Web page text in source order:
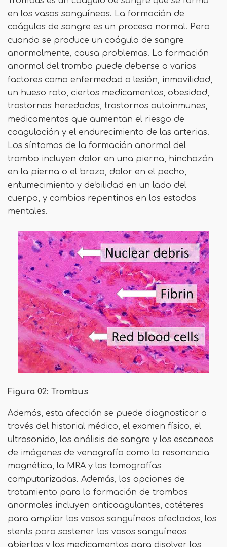
en los vasos sanguíneos. La formación de
coágulos de sangre es un proceso normal. Pero
cuando se produce un coágulo de sangre
anormalmente, causa problemas. La formación
anormal del trombo puede deberse a varios
factores como enfermedad o lesión, inmovilidad,
un hueso roto, ciertos medicamentos, obesidad,
trastornos heredados, trastornos autoinmunes,
medicamentos que aumentan el riesgo de
coagulación y el endurecimiento de las arterias.
Los síntomas de la formación anormal del
trombo incluyen dolor en una pierna, hinchazón
en la pierna o el brazo, dolor en el pecho,
entumecimiento y debilidad en un lado del
cuerpo, y cambios repentinos en los estados
mentales.
Figura 02: Trombus
Además, esta afección se puede diagnosticar a
través del historial médico, el examen físico, el
ultrasonido, los análisis de sangre y los escaneos
de imágenes de venografía como la resonancia
magnética, la MRA y las tomografías
computarizadas. Además, las opciones de
tratamiento para la formación de trombos
anormales incluyen anticoagulantes, catéteres
para ampliar los vasos sanguíneos afectados, los
stents para sostener los vasos sanguíneos
abiertos y los medicamentos para disolver los